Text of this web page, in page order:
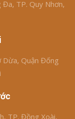
TP. Quy Nhơn,
Dừa, Quận Đống
TP. Đồng Xoài,